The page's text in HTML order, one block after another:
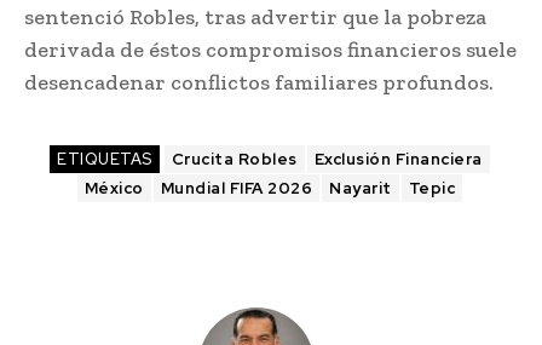
sentenció Robles, tras advertir que la pobreza
derivada de éstos compromisos financieros suele
desencadenar conflictos familiares profundos.
ETIQUETAS Crucita Robles
Exclusión Financiera
México
Mundial FIFA 2026 Nayarit Tepic